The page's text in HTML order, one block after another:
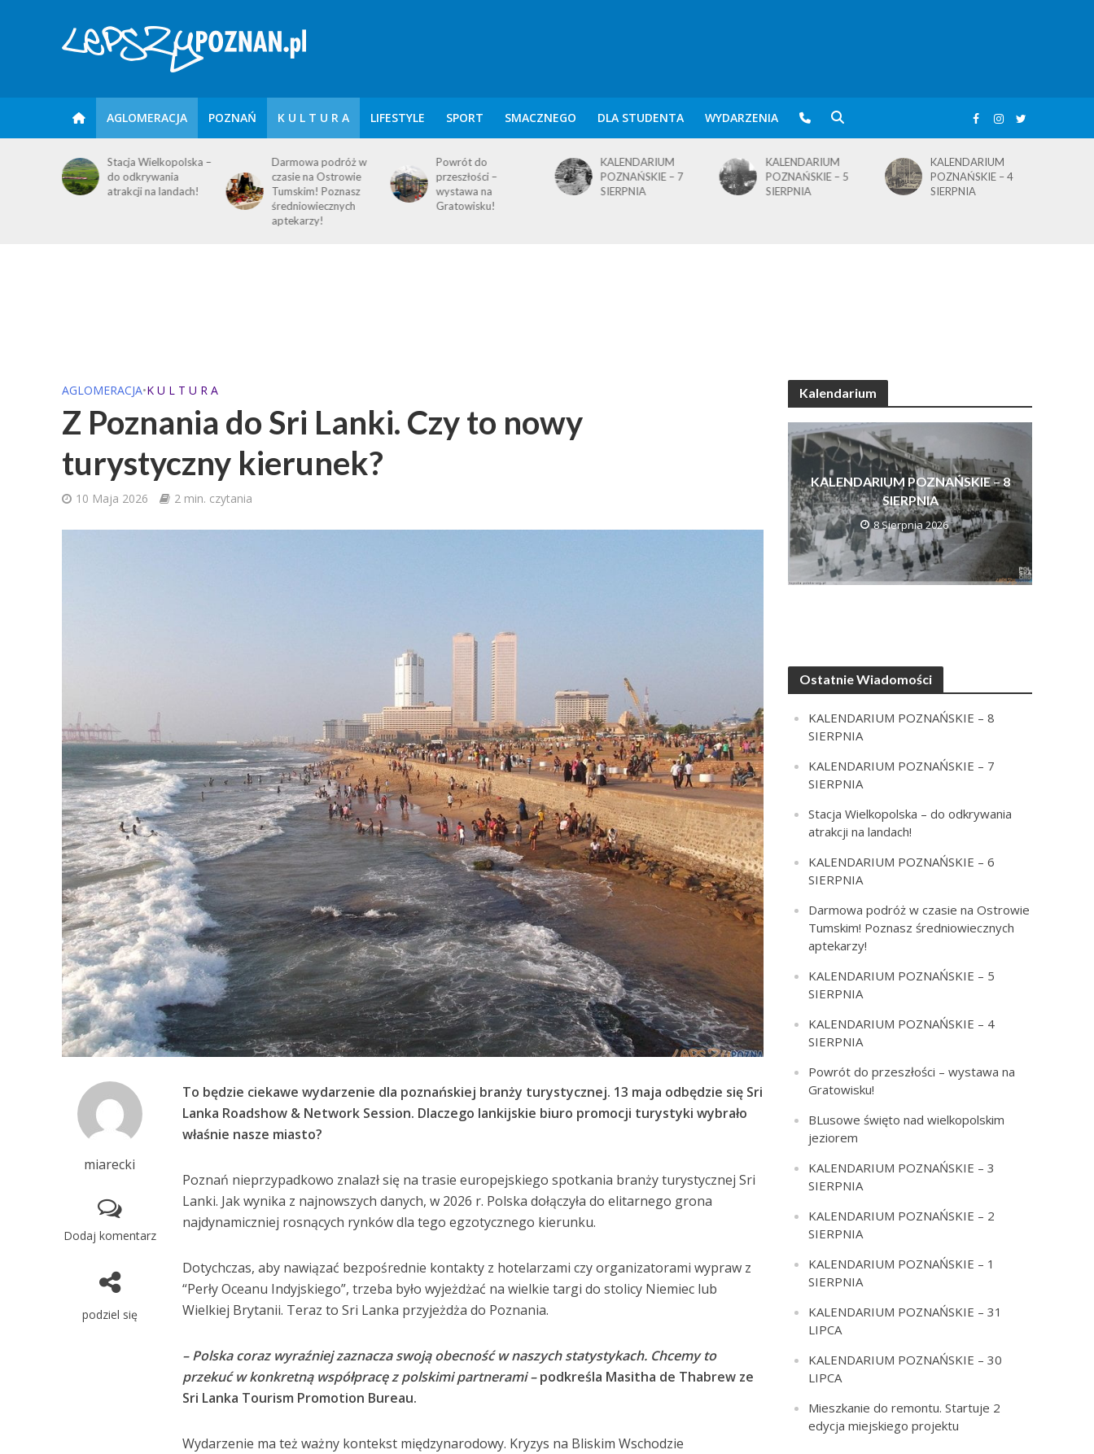
AGLOMERACJA POZNAŃ K U L T U R A LIFESTYLE SPORT SMACZNEGO DLA STUDENTA WYDARZENIA
Stacja Wielkopolska –
do odkrywania
atrakcji na landach!
Darmowa podróż w
czasie na Ostrowie
Tumskim! Poznasz
średniowiecznych
aptekarzy!
Powrót do
przeszłości –
wystawa na
Gratowisku!
KALENDARIUM
POZNAŃSKIE – 7
SIERPNIA
KALENDARIUM
POZNAŃSKIE – 5
SIERPNIA
KALENDARIUM
POZNAŃSKIE – 4
SIERPNIA
AGLOMERACJA•K U L T U R A
Z Poznania do Sri Lanki. Czy to nowy
turystyczny kierunek?
10 Maja 2026 2 min. czytania
miarecki
Dodaj komentarz
podziel się
To będzie ciekawe wydarzenie dla poznańskiej branży turystycznej. 13 maja odbędzie się Sri
Lanka Roadshow & Network Session. Dlaczego lankijskie biuro promocji turystyki wybrało
właśnie nasze miasto?
Poznań nieprzypadkowo znalazł się na trasie europejskiego spotkania branży turystycznej Sri
Lanki. Jak wynika z najnowszych danych, w 2026 r. Polska dołączyła do elitarnego grona
najdynamiczniej rosnących rynków dla tego egzotycznego kierunku.
Dotychczas, aby nawiązać bezpośrednie kontakty z hotelarzami czy organizatorami wypraw z
“Perły Oceanu Indyjskiego”, trzeba było wyjeżdżać na wielkie targi do stolicy Niemiec lub
Wielkiej Brytanii. Teraz to Sri Lanka przyjeżdża do Poznania.
– Polska coraz wyraźniej zaznacza swoją obecność w naszych statystykach. Chcemy to
przekuć w konkretną współpracę z polskimi partnerami –podkreśla Masitha de Thabrew ze
Sri Lanka Tourism Promotion Bureau.
Wydarzenie ma też ważny kontekst międzynarodowy. Kryzys na Bliskim Wschodzie
Kalendarium
KALENDARIUM POZNAŃSKIE – 8
SIERPNIA
8 Sierpnia 2026
Ostatnie Wiadomości
KALENDARIUM POZNAŃSKIE – 8
SIERPNIA
KALENDARIUM POZNAŃSKIE – 7
SIERPNIA
Stacja Wielkopolska – do odkrywania
atrakcji na landach!
KALENDARIUM POZNAŃSKIE – 6
SIERPNIA
Darmowa podróż w czasie na Ostrowie
Tumskim! Poznasz średniowiecznych
aptekarzy!
KALENDARIUM POZNAŃSKIE – 5
SIERPNIA
KALENDARIUM POZNAŃSKIE – 4
SIERPNIA
Powrót do przeszłości – wystawa na
Gratowisku!
BLusowe święto nad wielkopolskim
jeziorem
KALENDARIUM POZNAŃSKIE – 3
SIERPNIA
KALENDARIUM POZNAŃSKIE – 2
SIERPNIA
KALENDARIUM POZNAŃSKIE – 1
SIERPNIA
KALENDARIUM POZNAŃSKIE – 31
LIPCA
KALENDARIUM POZNAŃSKIE – 30
LIPCA
Mieszkanie do remontu. Startuje 2
edycja miejskiego projektu